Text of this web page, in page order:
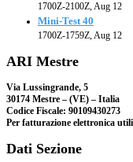
1700Z-2100Z, Aug 12
Mini-Test 40
1700Z-1759Z, Aug 12
ARI Mestre
Via Lussingrande, 5
30174 Mestre – (VE) – Italia
Codice Fiscale: 90109430273
Per fatturazione elettronica
Dati Sezione